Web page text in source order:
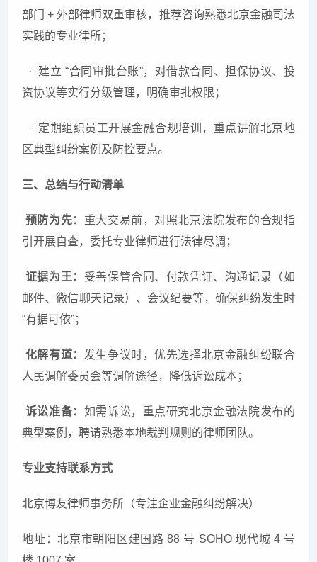
部门 + 外部律师双重审核，推荐咨询熟悉北京金融司法
实践的专业律所；
·
建立 “合同审批台账”，对借款合同、担保协议、投
资协议等实行分级管理，明确审批权限；
·
定期组织员工开展金融合规培训，重点讲解北京地
区典型纠纷案例及防控要点。
三、总结与行动清单
预防为先： 重大交易前，对照北京法院发布的合规指
引开展自查，委托专业律师进行法律尽调；
证据为王： 妥善保管合同、付款凭证、沟通记录（如
邮件、微信聊天记录）、会议纪要等，确保纠纷发生时
“有据可依”；
化解有道： 发生争议时，优先选择北京金融纠纷联合
人民调解委员会等调解途径，降低诉讼成本；
诉讼准备： 如需诉讼，重点研究北京金融法院发布的
典型案例，聘请熟悉本地裁判规则的律师团队。
专业支持联系方式
北京博友律师事务所（专注企业金融纠纷解决）
地址：北京市朝阳区建国路 88 号 SOHO 现代城 4 号